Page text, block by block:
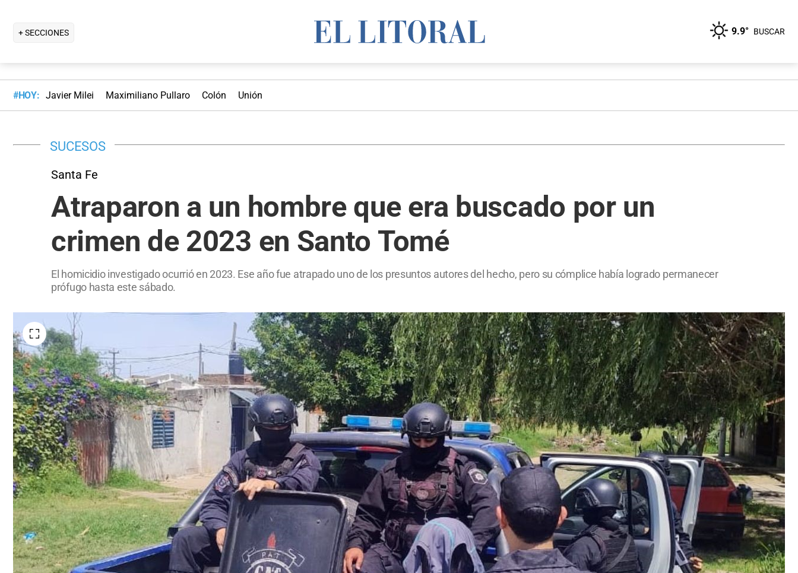
+ SECCIONES 9.9° BUSCAR
#HOY: Javier Milei Maximiliano Pullaro Colón Unión
SUCESOS
Santa Fe
Atraparon a un hombre que era buscado por un
crimen de 2023 en Santo Tomé
El homicidio investigado ocurrió en 2023. Ese año fue atrapado uno de los presuntos autores del hecho, pero su cómplice había logrado permanecer
prófugo hasta este sábado.